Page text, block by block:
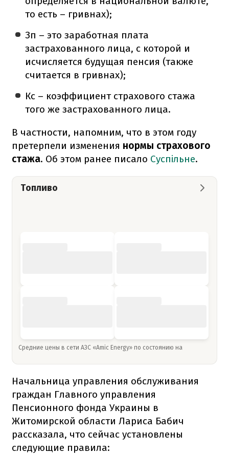
то есть – гривнах);
Зп – это заработная плата
застрахованного лица, с которой и
исчисляется будущая пенсия (также
считается в гривнах);
Кс – коэффициент страхового стажа
того же застрахованного лица.
В частности, напомним, что в этом году
претерпели изменения нормы страхового
стажа. Об этом ранее писало Суспільне.
Топливо
Средние цены в сети АЗС «Amic Energy» по состоянию на
Начальница управления обслуживания
граждан Главного управления
Пенсионного фонда Украины в
Житомирской области Лариса Бабич
рассказала, что сейчас установлены
следующие правила: